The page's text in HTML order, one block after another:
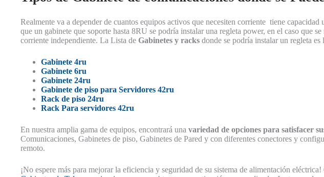
Realmente va a depender de cuantos equipos activos que necesiten corriente tiene
que un gabinete que soporte hasta 8RU se podría instalar una regleta power, en el caso que
corriente independiente. La Lista de Gabinetes y racks donde se podría instalar un regleta es
Gabinete 4ru
Gabinete 6ru
Gabinete 24ru
Gabinete de piso para Servidores 42ru
Rack de piso 24ru
Rack Para servidores 42ru
En nuestra amplia gama de equipos, encontrará una variedad de opciones para satisfacer
Comunicaciones, Gabinetes de piso, Gabinetes de Pared y con diferentes conectores y
remoto.
¡No espere más para mejorar la eficiencia y seguridad de su sistema de alimentación